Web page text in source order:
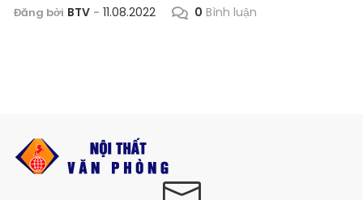
Đăng bởi BTV - 11.08.2022 0 Bình luận